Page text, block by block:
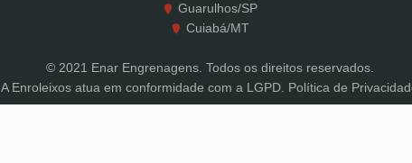
Guarulhos/SP
Cuiabá/MT
© 2021 Enar Engrenagens. Todos os direitos reservados.
A Enroleixos atua em conformidade com a LGPD. Política de